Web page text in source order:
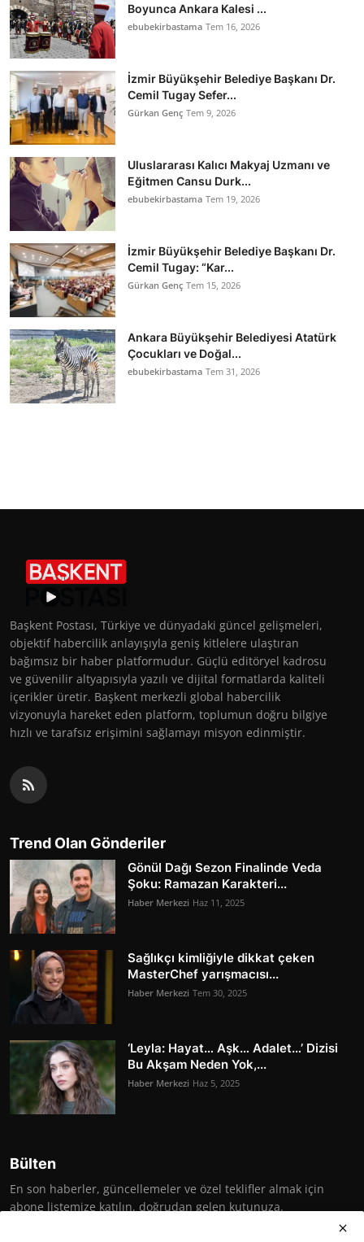
Boyunca Ankara Kalesi ...
ebubekirbastama Tem 16, 2026
İzmir Büyükşehir Belediye Başkanı Dr.
Cemil Tugay Sefer...
Gürkan Genç Tem 9, 2026
Uluslararası Kalıcı Makyaj Uzmanı ve
Eğitmen Cansu Durk...
ebubekirbastama Tem 19, 2026
İzmir Büyükşehir Belediye Başkanı Dr.
Cemil Tugay: “Kar...
Gürkan Genç Tem 15, 2026
Ankara Büyükşehir Belediyesi Atatürk
Çocukları ve Doğal...
ebubekirbastama Tem 31, 2026
Başkent Postası, Türkiye ve dünyadaki güncel gelişmeleri,
objektif habercilik anlayışıyla geniş kitlelere ulaştıran
bağımsız bir haber platformudur. Güçlü editöryel kadrosu
ve güvenilir altyapısıyla yazılı ve dijital formatlarda kaliteli
içerikler üretir. Başkent merkezli global habercilik
vizyonuyla hareket eden platform, toplumun doğru bilgiye
hızlı ve tarafsız erişimini sağlamayı misyon edinmiştir.
Trend Olan Gönderiler
Gönül Dağı Sezon Finalinde Veda
Şoku: Ramazan Karakteri...
Haber Merkezi Haz 11, 2025
Sağlıkçı kimliğiyle dikkat çeken
MasterChef yarışmacısı...
Haber Merkezi Tem 30, 2025
‘Leyla: Hayat… Aşk… Adalet…’ Dizisi
Bu Akşam Neden Yok,...
Haber Merkezi Haz 5, 2025
Bülten
En son haberler, güncellemeler ve özel teklifler almak için
abone listemize katılın, doğrudan gelen kutunuza.